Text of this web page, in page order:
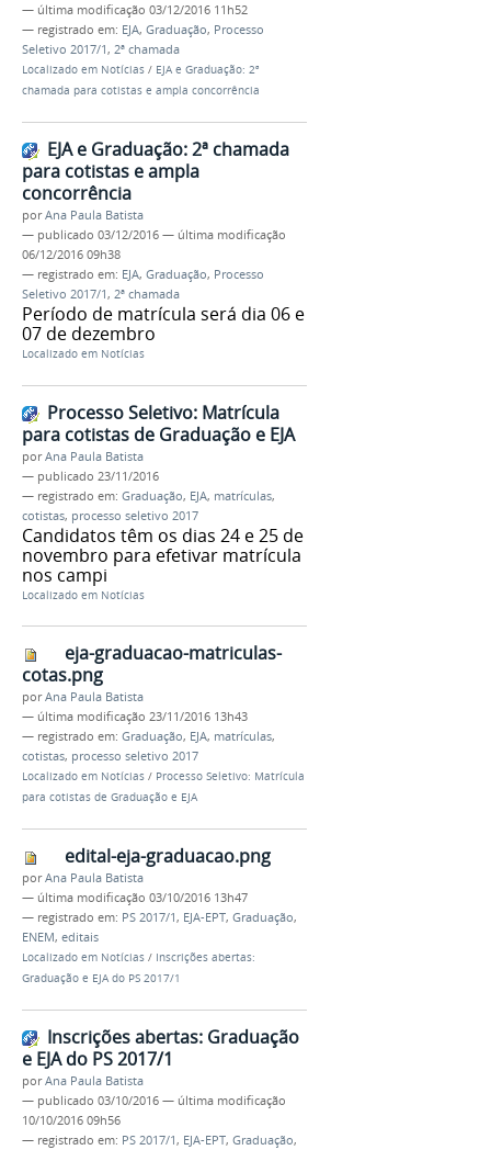
— última modificação 03/12/2016 11h52
— registrado em: EJA, Graduação, Processo
Seletivo 2017/1, 2ª chamada
Localizado em Notícias / EJA e Graduação: 2ª
chamada para cotistas e ampla concorrência
EJA e Graduação: 2ª chamada
para cotistas e ampla
concorrência
porAna Paula Batista
— publicado 03/12/2016 — última modificação
06/12/2016 09h38
— registrado em: EJA, Graduação, Processo
Seletivo 2017/1, 2ª chamada
Período de matrícula será dia 06 e
07 de dezembro
Localizado em Notícias
Processo Seletivo: Matrícula
para cotistas de Graduação e EJA
porAna Paula Batista
— publicado 23/11/2016
— registrado em: Graduação, EJA, matrículas,
cotistas, processo seletivo 2017
Candidatos têm os dias 24 e 25 de
novembro para efetivar matrícula
nos campi
Localizado em Notícias
eja-graduacao-matriculas-
cotas.png
porAna Paula Batista
— última modificação 23/11/2016 13h43
— registrado em: Graduação, EJA, matrículas,
cotistas, processo seletivo 2017
Localizado em Notícias / Processo Seletivo: Matrícula
para cotistas de Graduação e EJA
edital-eja-graduacao.png
porAna Paula Batista
— última modificação 03/10/2016 13h47
— registrado em: PS 2017/1, EJA-EPT, Graduação,
ENEM, editais
Localizado em Notícias / Inscrições abertas:
Graduação e EJA do PS 2017/1
Inscrições abertas: Graduação
e EJA do PS 2017/1
porAna Paula Batista
— publicado 03/10/2016 — última modificação
10/10/2016 09h56
— registrado em: PS 2017/1, EJA-EPT, Graduação,